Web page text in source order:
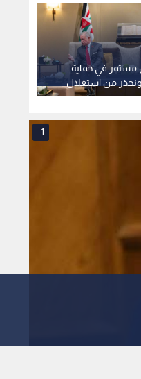
مستمر في حماية
من استغلال
واقع جديد
1